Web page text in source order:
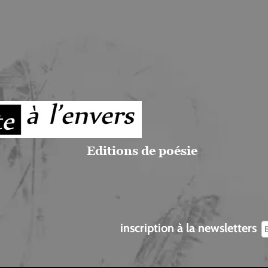
Editions de poésie
inscription à la newsletters